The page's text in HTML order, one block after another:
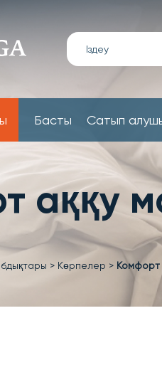
Басты Сатып
аққу
> Көрпелер > Комфорт